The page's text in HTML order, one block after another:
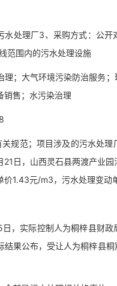
处理厂3、采购方式：公开
范围内的污水处理设施
；大气环境污染防治服务；
销售；水污染治理
范；项目涉及的污水处理
日，山西灵石县两渡产业
1.43元/m3，污水处理变动
实际控制人为桐梓县财政
果公布，受让人为桐梓县